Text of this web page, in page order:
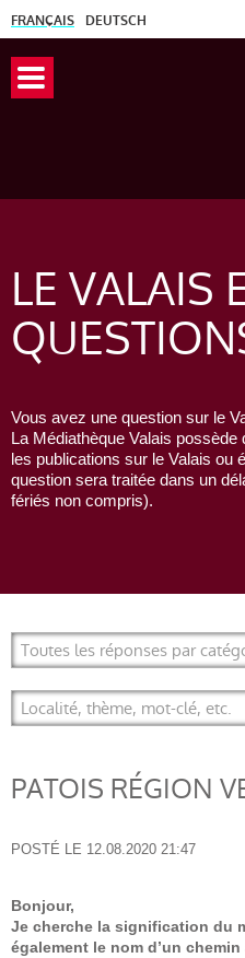
FRANÇAIS DEUTSCH
LE VALAIS
Vous avez une question sur le
La Médiathèque Valais
les publications sur le Valais ou
question sera traitée dans un
fériés non compris).
PATOIS RÉGION
POSTÉ LE 12.08.2020 21:47
Bonjour,
Je cherche la signification du
également le nom d’un